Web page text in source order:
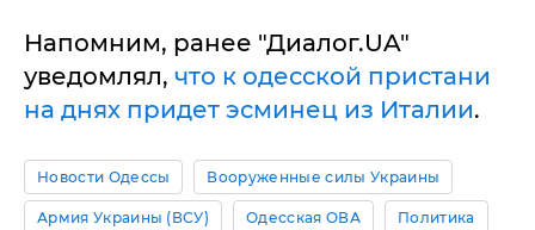
Напомним, ранее "Диалог.UA"
уведомлял, что к одесской пристани
на днях придет эсминец из Италии.
Новости Одессы Вооруженные силы Украины
Армия Украины (ВСУ) Одесская ОВА Политика